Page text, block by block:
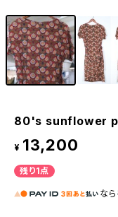
80's sunflower
¥ 13,200
残り1点
なら